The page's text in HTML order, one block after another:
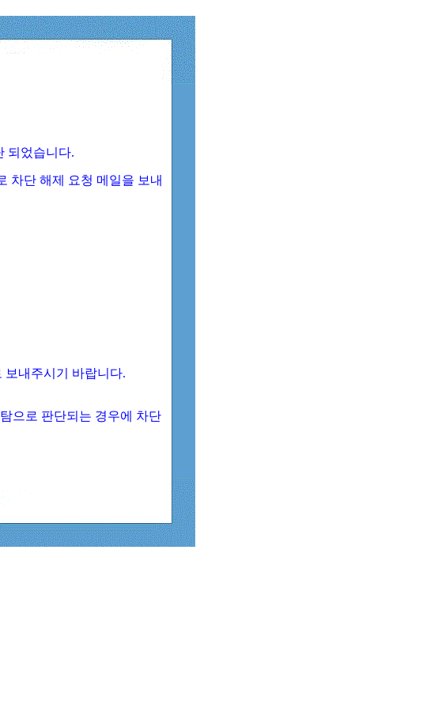
되었습니다.
차단 해제 요청 메일을 보내
보내주시기 바랍니다.
으로 판단되는 경우에 차단